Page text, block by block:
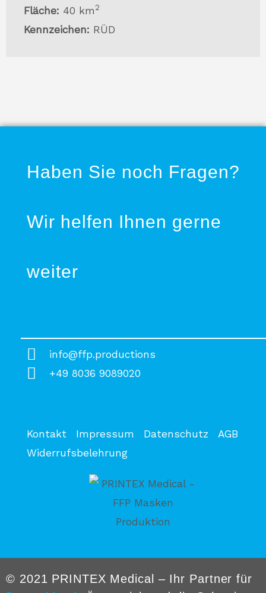
Fläche: 40 km 2
Kennzeichen: RÜD
Haben Sie noch Fragen?
Wir helfen Ihnen gerne
weiter
info@ffp.productions
+49 8036 9089020
Kontakt Impressum Datenschutz
AGB
Widerrufsbelehrung
© 2021 PRINTEX Medical – Ihr Partner für